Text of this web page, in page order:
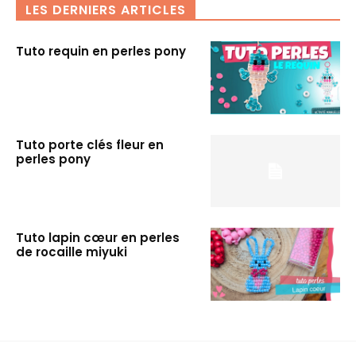
LES DERNIERS ARTICLES
Tuto requin en perles pony
Tuto porte clés fleur en
perles pony
Tuto lapin cœur en perles
de rocaille miyuki